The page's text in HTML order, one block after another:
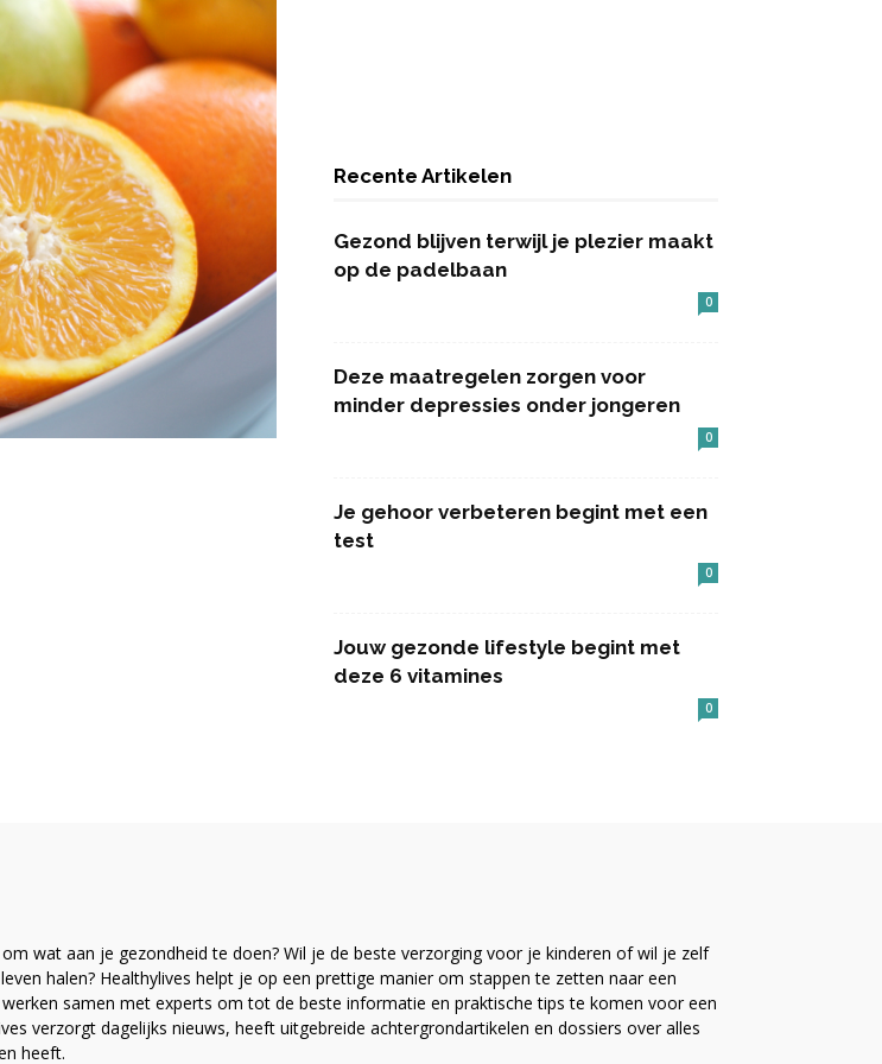
Recente Artikelen
Gezond blijven terwijl je plezier maakt
op de padelbaan
0
Deze maatregelen zorgen voor
minder depressies onder jongeren
0
Je gehoor verbeteren begint met een
test
0
Jouw gezonde lifestyle begint met
deze 6 vitamines
0
wat aan je gezondheid te doen? Wil je de beste verzorging voor je kinderen of wil je zelf
halen? Healthylives helpt je op een prettige manier om stappen te zetten naar een
samen met experts om tot de beste informatie en praktische tips te komen voor een
verzorgt dagelijks nieuws, heeft uitgebreide achtergrondartikelen en dossiers over alles
heeft.